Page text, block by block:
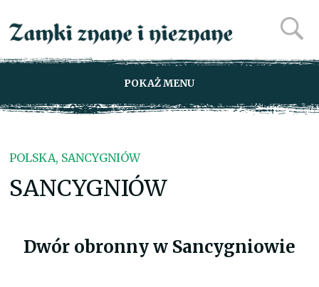
POKAŻ MENU
POLSKA, SANCYGNIÓW
SANCYGNIÓW
Dwór obronny w Sancygniowie